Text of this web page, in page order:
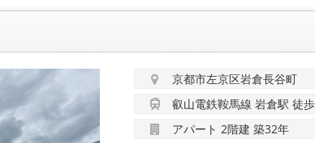
京都市左京区岩倉長谷町
叡山電鉄鞍馬線 岩倉駅 徒
アパート 2階建 築32年